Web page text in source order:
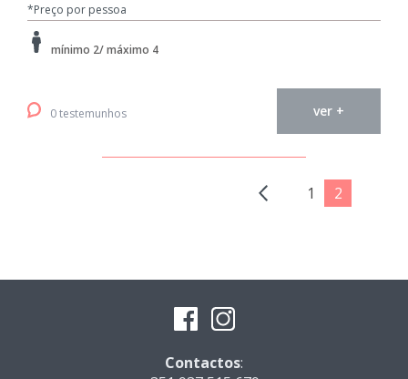
*Preço por pessoa
mínimo 2/ máximo 4
0 testemunhos ver +
1 2
Contactos: